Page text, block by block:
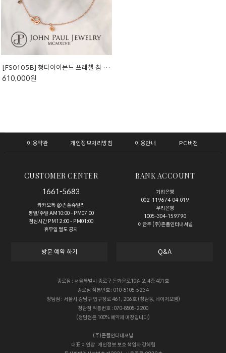
[FS0105B] 청다이아몬드 프레첼 참 팔찌
610,000원
이용약관 개인정보처리방침 이용안내 PC버전
CUSTOMER CENTER
1661-5683
카카오톡 @존폴쥬얼리
평일/주말 AM10:00 - PM07:00
점심시간 PM12:00 - PM01:00
휴무일 별도 공지
BANK ACCOUNT
기업은행
002-119674-04-019
우리은행
1005-304-159790
예금주 (주)존폴인터내셔널
방문 예약 하기 Q&A
종로점 : 서울특별시 종로구 돈화문로10길 2, 4층 401호
종로점 직통번호 : 010-8108-5234
청담점 : 서울시 강남구 압구정로 461, 206호 (청담동, 네이처포엠)
청담점 직통번호 : 070-8808-2200
(청담점은 100% 예약제 매장입니다)
(주)존폴인터내셔널
대표 이인창 개인정보 보호 책임자강혜림